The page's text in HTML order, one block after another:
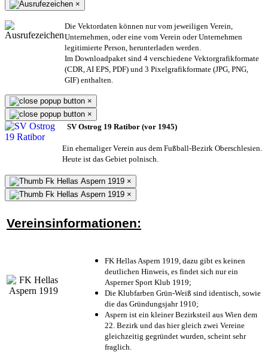
×
Die Vektordaten können nur vom jeweiligen Verein,
Unternehmen, oder eine vom Verein oder Unternehmen
legitimierte Person, herunterladen werden.
Im Downloadpaket sind 4 verschiedene Vektorgrafikformate
(CDR, AI EPS, PDF) und 3 Pixelgrafikformate (JPG, PNG,
GIF) enthalten.
×
×
SV Ostrog 19 Ratibor (vor 1945)
Ein ehemaliger Verein aus dem Fußball-Bezirk Oberschlesien.
Heute ist das Gebiet polnisch.
×
×
Vereinsinformationen:
FK Hellas Aspern 1919, dazu gibt es keinen
deutlichen Hinweis, es findet sich nur ein
Asperner Sport Klub 1919;
Die Klubfarben Grün-Weiß sind identisch, sowie
die das Gründungsjahr 1910;
Aspern ist ein kleiner Bezirksteil aus Wien dem
22. Bezirk und das hier gleich zwei Vereine
gleichzeitig gegründet wurden, scheint sehr
fraglich.